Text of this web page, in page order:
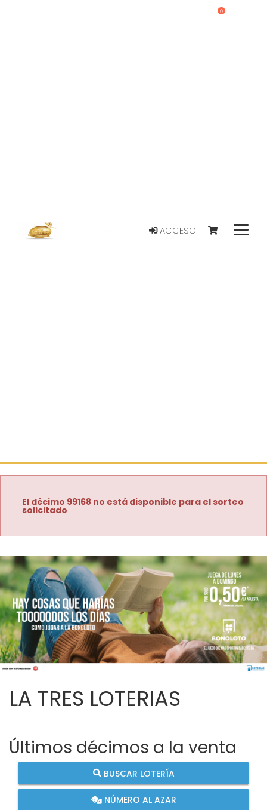
ACCESO
0
El décimo 99168 no está disponible para el sorteo
solicitado
LA TRES LOTERIAS
Últimos décimos a la venta
BUSCAR LOTERÍA
NÚMERO AL AZAR